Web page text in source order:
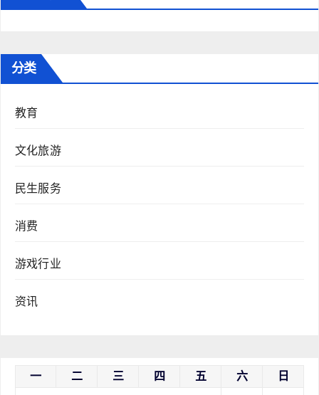
分类
教育
文化旅游
民生服务
消费
游戏行业
资讯
一 二 三 四 五 六 日